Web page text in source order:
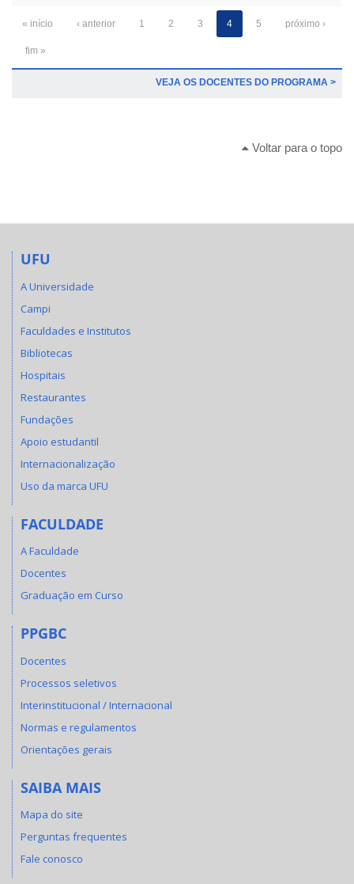
« início ‹ anterior 1 2 3 4 5 próximo ›
fim »
VEJA OS DOCENTES DO PROGRAMA >
Voltar para o topo
UFU
A Universidade
Campi
Faculdades e Institutos
Bibliotecas
Hospitais
Restaurantes
Fundações
Apoio estudantil
Internacionalização
Uso da marca UFU
FACULDADE
A Faculdade
Docentes
Graduação em Curso
PPGBC
Docentes
Processos seletivos
Interinstitucional / Internacional
Normas e regulamentos
Orientações gerais
SAIBA MAIS
Mapa do site
Perguntas frequentes
Fale conosco